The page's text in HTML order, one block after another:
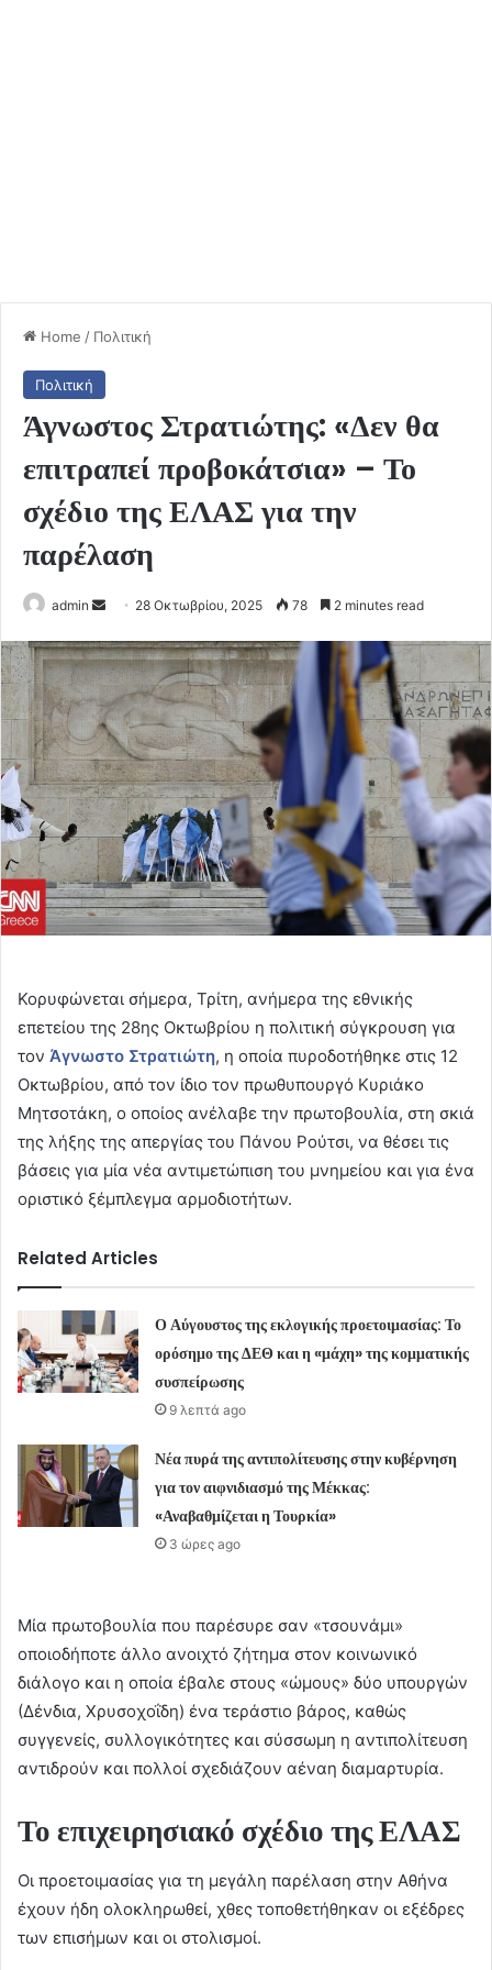
Home / Πολιτική
Πολιτική
Άγνωστος Στρατιώτης: «Δεν θα
επιτραπεί προβοκάτσια» – Το
σχέδιο της ΕΛΑΣ για την
παρέλαση
admin
Send
email
28 Οκτωβρίου, 2025 78 2 minutes read
Κορυφώνεται σήμερα, Τρίτη, ανήμερα της εθνικής
επετείου της 28ης Οκτωβρίου η πολιτική σύγκρουση για
τον Άγνωστο Στρατιώτη, η οποία πυροδοτήθηκε στις 12
Οκτωβρίου, από τον ίδιο τον πρωθυπουργό Κυριάκο
Μητσοτάκη, ο οποίος ανέλαβε την πρωτοβουλία, στη σκιά
της λήξης της απεργίας του Πάνου Ρούτσι, να θέσει τις
βάσεις για μία νέα αντιμετώπιση του μνημείου και για ένα
οριστικό ξέμπλεγμα αρμοδιοτήτων.
Related Articles
Ο Αύγουστος της εκλογικής προετοιμασίας: Το
ορόσημο της ΔΕΘ και η «μάχη» της κομματικής
συσπείρωσης
9 λεπτά ago
Νέα πυρά της αντιπολίτευσης στην κυβέρνηση
για τον αιφνιδιασμό της Μέκκας:
«Αναβαθμίζεται η Τουρκία»
3 ώρες ago
Μία πρωτοβουλία που παρέσυρε σαν «τσουνάμι»
οποιοδήποτε άλλο ανοιχτό ζήτημα στον κοινωνικό
διάλογο και η οποία έβαλε στους «ώμους» δύο υπουργών
(Δένδια, Χρυσοχοΐδη) ένα τεράστιο βάρος, καθώς
συγγενείς, συλλογικότητες και σύσσωμη η αντιπολίτευση
αντιδρούν και πολλοί σχεδιάζουν αέναη διαμαρτυρία.
Το επιχειρησιακό σχέδιο της ΕΛΑΣ
Οι προετοιμασίας για τη μεγάλη παρέλαση στην Αθήνα
έχουν ήδη ολοκληρωθεί, χθες τοποθετήθηκαν οι εξέδρες
των επισήμων και οι στολισμοί.